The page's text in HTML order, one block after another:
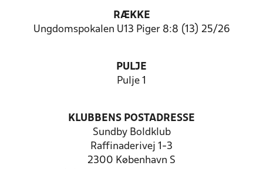
RÆKKE
Ungdomspokalen U13 Piger 8:8 (13) 25/26
PULJE
Pulje 1
KLUBBENS POSTADRESSE
Sundby Boldklub
Raffinaderivej 1-3
2300 København S